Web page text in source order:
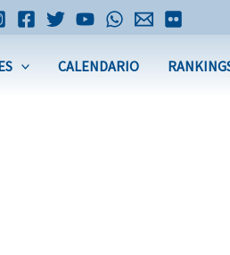
CALENDARIO